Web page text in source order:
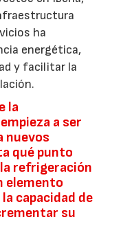
ha
energética,
y facilitar la
la
a ser
nuevos
qué punto
refrigeración
elemento
capacidad de
su